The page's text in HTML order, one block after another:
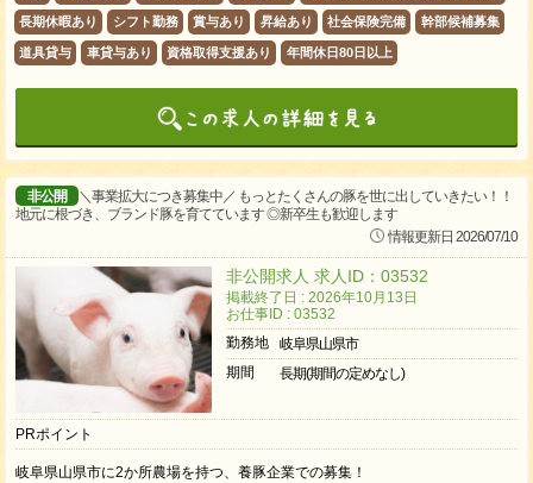
長期休暇あり シフト勤務 賞与あり 昇給あり 社会保険完備 幹部候補募集
道具貸与 車貸与あり 資格取得支援あり 年間休日80日以上
非公開
＼事業拡大につき募集中／ もっとたくさんの豚を世に出していきたい！！
地元に根づき、ブランド豚を育てています ◎新卒生も歓迎します
情報更新日 2026/07/10
非公開求人 求人ID：03532
掲載終了日 : 2026年10月13日
お仕事ID : 03532
勤務地
岐阜県山県市
期間
長期(期間の定めなし)
PRポイント
岐阜県山県市に2か所農場を持つ、養豚企業での募集！